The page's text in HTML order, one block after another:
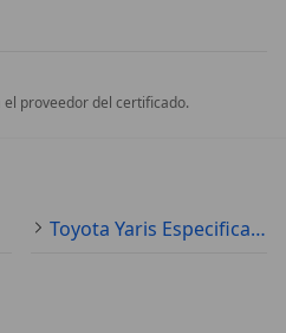
proveedor del certificado.
Toyota Yaris Especificaciones técnicas